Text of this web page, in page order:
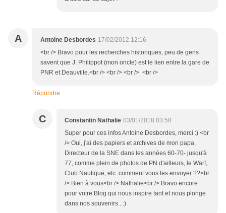
A Antoine Desbordes 17/02/2012 12:16
<br /> Bravo pour les recherches historiques, peu de gens
savent que J. Philippot (mon oncle) est le lien entre la gare de
PNR et Deauville.<br /> <br /> <br /> <br />
Répondre
C Constantin Nathalie 03/01/2018 03:58
Super pour ces infos Antoine Desbordes, merci :) <br
/> Oui, j'ai des papiers et archives de mon papa,
Directeur de la SNE dans les années 60-70- jusqu'à
77, comme plein de photos de PN d'ailleurs, le Warf,
Club Nautique, etc. comment vous les envoyer ??<br
/> Bien à vous<br /> Nathalie<br /> Bravo encore
pour votre Blog qui nous inspire tant et nous plonge
dans nos souvenirs...:)